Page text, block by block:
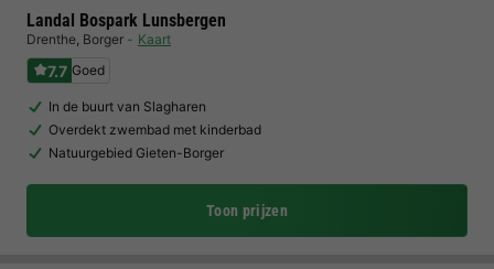
Landal Bospark Lunsbergen
Drenthe, Borger Kaart
7.7 Goed
In de buurt van Slagharen
Overdekt zwembad met kinderbad
Natuurgebied Gieten-Borger
Toon prijzen